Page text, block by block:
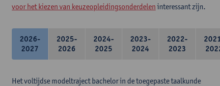
voor het kiezen van keuzeopleidingsonderdelen interessant zijn.
2026-
2027
2025-
2026
2024-
2025
2023-
2024
2022-
2023
Het voltijdse modeltraject bachelor in de toegepaste taalkunde